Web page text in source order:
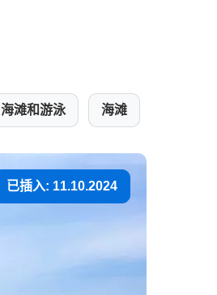
海滩和游泳 海滩
已插入: 11.10.2024